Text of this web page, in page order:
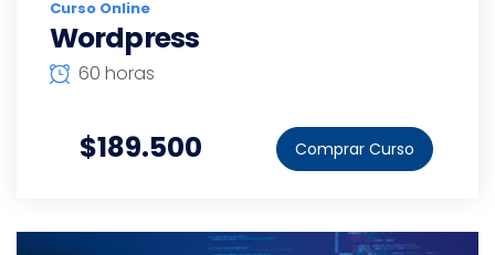
Curso Online
Wordpress
60 horas
$189.500 Comprar Curso